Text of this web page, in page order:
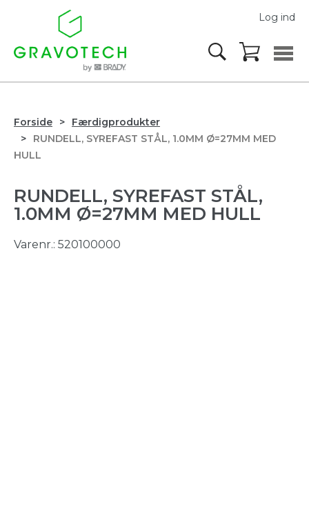
Log ind
Forside
Færdigprodukter
RUNDELL, SYREFAST STÅL, 1.0MM Ø=27MM MED
HULL
RUNDELL, SYREFAST STÅL,
1.0MM Ø=27MM MED HULL
Varenr.: 520100000